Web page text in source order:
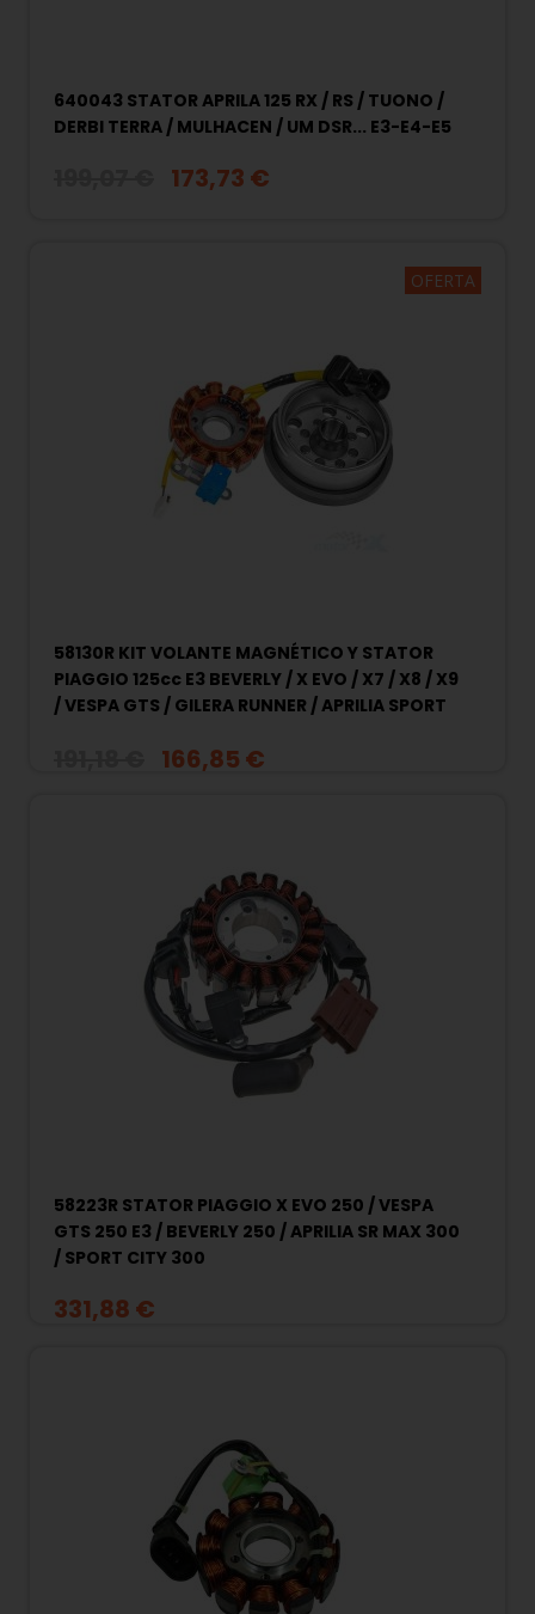
640043 STATOR APRILA 125 RX / RS / TUONO /
DERBI TERRA / MULHACEN / UM DSR... E3-E4-E5
173,73 €
OFERTA
58130R KIT VOLANTE MAGNÉTICO Y STATOR
PIAGGIO 125cc E3 BEVERLY / X EVO / X7 / X8 / X9
/ VESPA GTS / GILERA RUNNER / APRILIA SPORT
166,85 €
58223R STATOR PIAGGIO X EVO 250 / VESPA
GTS 250 E3 / BEVERLY 250 / APRILIA SR MAX 300
/ SPORT CITY 300
331,88 €